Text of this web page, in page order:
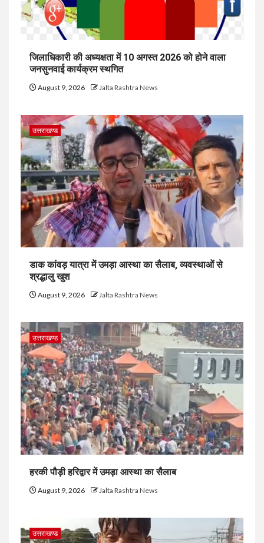
जिलाधिकारी की अध्यक्षता में 10 अगस्त 2026 को होने वाला
जनसुनवाई कार्यक्रम स्थगित
August 9, 2026 Jalta Rashtra News
उत्तराखण्ड
डाक कांवड़ यात्रा में उमड़ा आस्था का सैलाब, व्यवस्थाओं से
श्रद्धालु खुश
August 9, 2026 Jalta Rashtra News
उत्तराखण्ड
हरकी पौड़ी हरिद्वार में उमड़ा आस्था का सैलाब
August 9, 2026 Jalta Rashtra News
उत्तराखण्ड